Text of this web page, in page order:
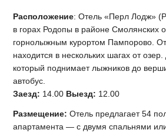
Расположение: Отель «Перл Лодж»
в горах Родопы в районе Смолянских
горнолыжным курортом Пампорово.
находится в нескольких шагах от
который поднимает лыжников до
автобус.
Заезд: 14.00 Выезд: 12.00
Размещение: Отель предлагает 54
апартамента — с двумя спальнями